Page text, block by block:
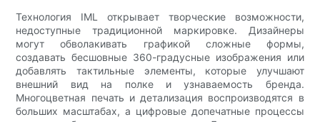
Технология IML открывает творческие возможности,
недоступные традиционной маркировке. Дизайнеры
могут обволакивать графикой сложные формы,
создавать бесшовные 360-градусные изображения или
добавлять тактильные элементы, которые улучшают
внешний вид на полке и узнаваемость бренда.
Многоцветная печать и детализация воспроизводятся в
больших масштабах, а цифровые допечатные процессы